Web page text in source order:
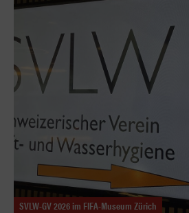
SVLW-GV 2026 im FIFA-Museum Zürich